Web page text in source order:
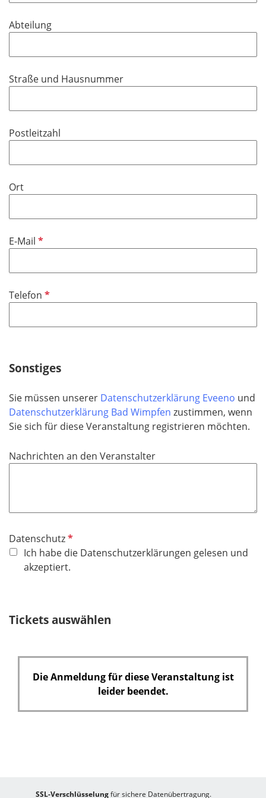
d
e
d
Abteilung
Straße und Hausnummer
Postleitzahl
Ort
E-Mail P
l
c
t
l
Telefon P
l
h
f
e
Sonstiges
Sie müssen unserer Datenschutzerklärung Eveeno und
Datenschutzerklärung Bad Wimpfen zustimmen, wenn
Sie sich für diese Veranstaltung registrieren möchten.
Nachrichten an den Veranstalter
DatenschutzP
f
l
t
d
Ich habe die Datenschutzerklärungen gelesen und
akzeptiert.
Tickets auswählen
Die Anmeldung für diese Veranstaltung ist
leider beendet.
SSL-Verschlüsselungfür sichere Datenübertragung.